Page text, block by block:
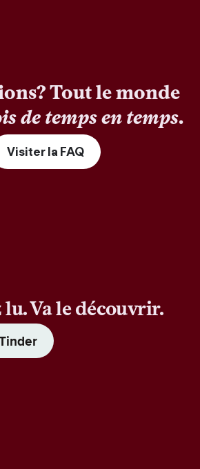
Tout le monde
de temps en temps.
Visiter la FAQ
lu. Va le découvrir.